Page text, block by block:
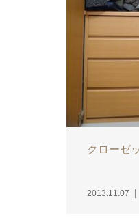
クローゼ
2013.11.07